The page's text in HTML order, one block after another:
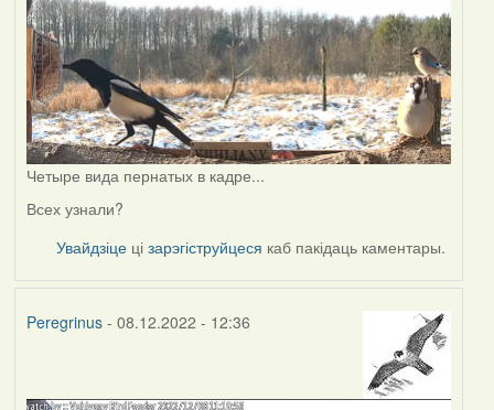
Четыре вида пернатых в кадре...
Всех узнали?
Увайдзіце цізарэгіструйцеся каб пакідаць каментары.
Peregrinus- 08.12.2022 - 12:36